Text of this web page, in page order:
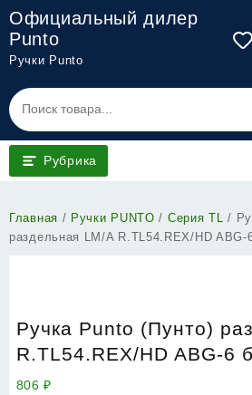
Перейти
содержимому
Официальный дилер
Punto
Ручки Punto
Рубрика
Главная / Ручки PUNTO / Серия TL /
раздельная LM/A R.TL54.REX/HD ABG-
Ручка Punto (Пунто)
R.TL54.REX/HD ABG-6
806₽